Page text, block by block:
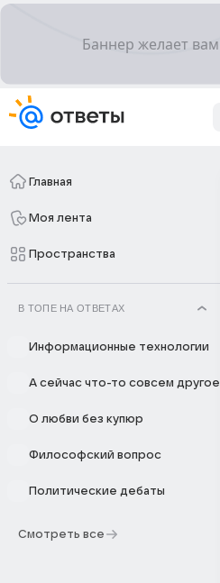
Главная
Моя лента
Пространства
В ТОПЕ НА ОТВЕТАХ
Информационные технологии
А сейчас что-то совсем другое
О любви без купюр
Философский вопрос
Политические дебаты
Смотреть все